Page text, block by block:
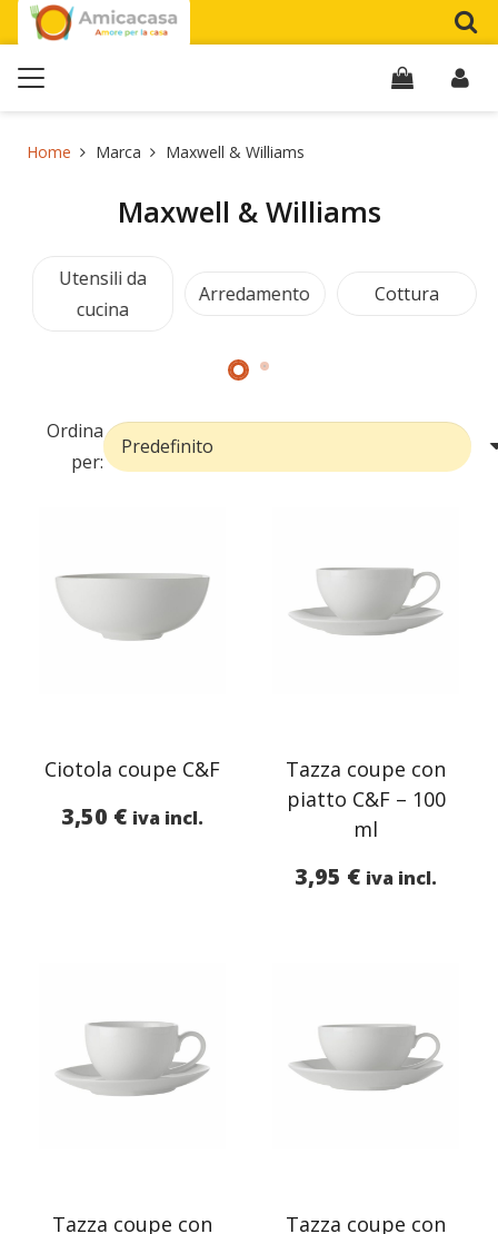
Home Marca Maxwell & Williams
Maxwell & Williams
Utensili da
cucina
Arredamento Cottura
Ordina
per:
Ciotola coupe C&F
3,50 € iva incl.
Tazza coupe con
piatto C&F – 100
ml
3,95 € iva incl.
Tazza coupe con
Tazza coupe con